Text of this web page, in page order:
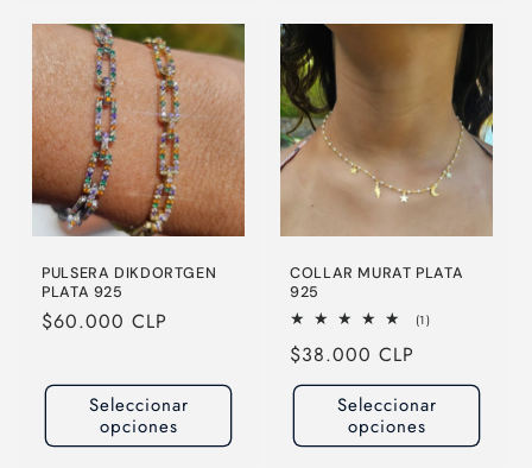
PULSERA DIKDORTGEN
PLATA 925
Precio
$60.000 CLP
Seleccionar
opciones
COLLAR MURAT PLATA
925
(1)1
Precio
habitual
$38.000 CLP
Seleccionar
opciones